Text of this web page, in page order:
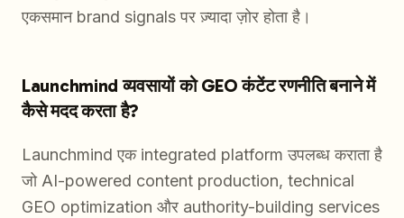
एकसमान brand signals पर ज़्यादा ज़ोर होता है।
Launchmind व्यवसायों को GEO कंटेंट रणनीति बनाने में
कैसे मदद करता है?
Launchmind एक integrated platform उपलब्ध कराता है
जो AI-powered content production, technical
GEO optimization और authority-building services